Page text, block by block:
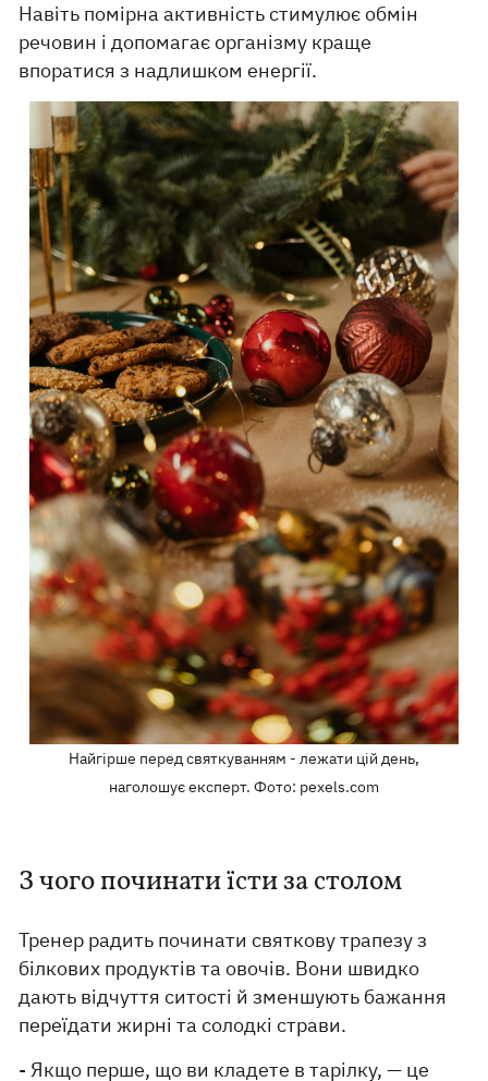
Навіть помірна активність стимулює обмін
речовин і допомагає організму краще
впоратися з надлишком енергії.
Найгірше перед святкуванням - лежати цій день,
наголошує експерт. Фото: pexels.com
З чого починати їсти за столом
Тренер радить починати святкову трапезу з
білкових продуктів та овочів. Вони швидко
дають відчуття ситості й зменшують бажання
переїдати жирні та солодкі страви.
- Якщо перше, що ви кладете в тарілку, — це